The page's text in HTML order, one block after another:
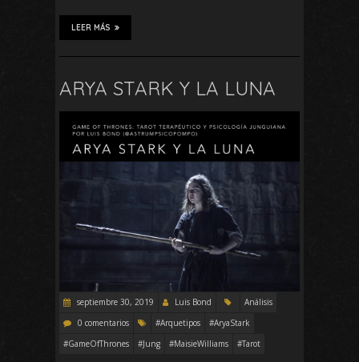
LEER MÁS
ARYA STARK Y LA LUNA
septiembre 30, 2019 Luis Bond
Análisis
0 comentarios
#Arquetipos
#AryaStark
#GameOfThrones
#Jung #MaisieWilliams #Tarot